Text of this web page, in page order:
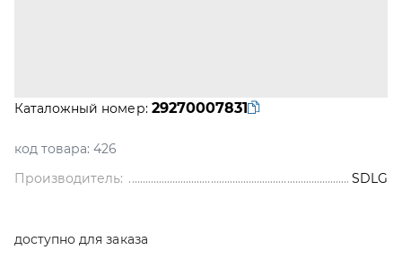
Каталожный номер: 29270007831
код товара: 426
Производитель:
SDLG
доступно для заказа